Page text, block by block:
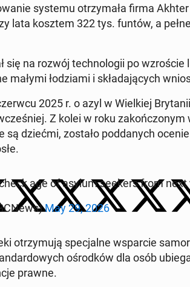
systemu otrzy­ma­ła firma
lata kosztem 322 tys. funtów, a
się na rozwój tech­no­lo­gii po
małymi ło­dzia­mi i skła­da­ją­cych
2025 r. o azyl w Wiel­kiej
Z kolei w roku
są dziećmi, zostało pod­da­nych
age of asylum seekers from
May 29, 2026
otrzy­mu­ją spe­cjal­ne wspar­cie
ośrod­ków dla osób
prawne.